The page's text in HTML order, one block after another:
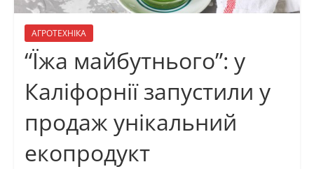
АГРОТЕХНІКА
“Їжа майбутнього”: у
Каліфорнії запустили у
продаж унікальний
екопродукт